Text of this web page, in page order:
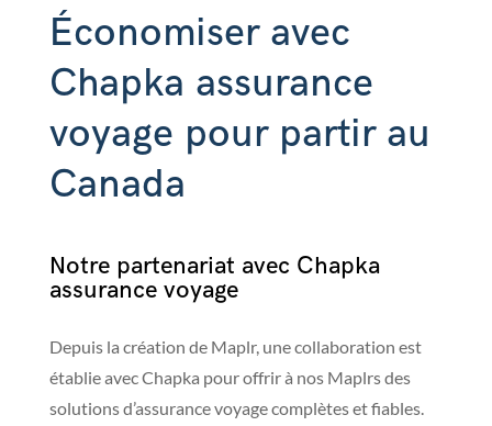
Économiser avec
Chapka assurance
voyage pour partir au
Canada
Notre partenariat avec Chapka
assurance voyage
Depuis la création de Maplr, une collaboration est
établie avec Chapka pour offrir à nos Maplrs des
solutions d’assurance voyage complètes et fiables.